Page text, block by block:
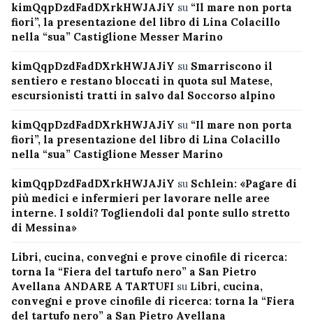
kimQqpDzdFadDXrkHWJAJiY su “Il mare non porta
fiori”, la presentazione del libro di Lina Colacillo
nella “sua” Castiglione Messer Marino
kimQqpDzdFadDXrkHWJAJiY su Smarriscono il
sentiero e restano bloccati in quota sul Matese,
escursionisti tratti in salvo dal Soccorso alpino
kimQqpDzdFadDXrkHWJAJiY su “Il mare non porta
fiori”, la presentazione del libro di Lina Colacillo
nella “sua” Castiglione Messer Marino
kimQqpDzdFadDXrkHWJAJiY su Schlein: «Pagare di
più medici e infermieri per lavorare nelle aree
interne. I soldi? Togliendoli dal ponte sullo stretto
di Messina»
Libri, cucina, convegni e prove cinofile di ricerca:
torna la “Fiera del tartufo nero” a San Pietro
Avellana ANDARE A TARTUFI su Libri, cucina,
convegni e prove cinofile di ricerca: torna la “Fiera
del tartufo nero” a San Pietro Avellana